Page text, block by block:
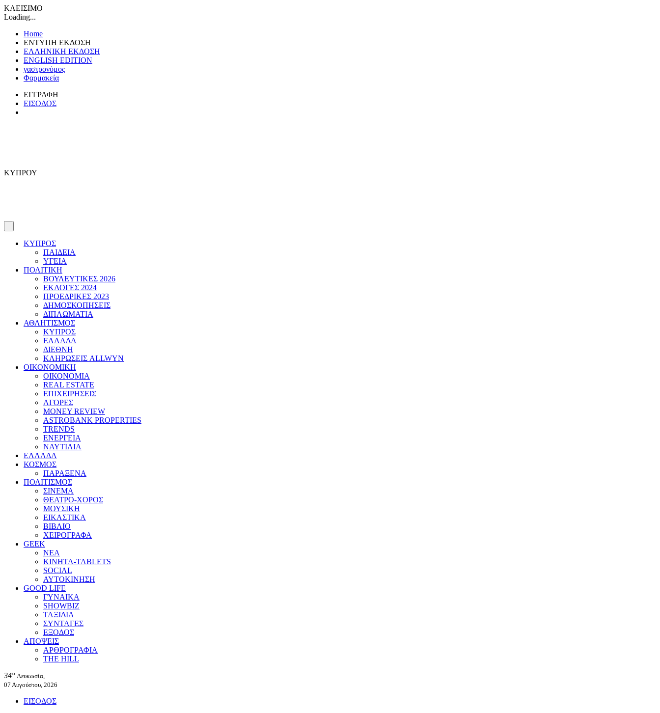
ΚΛΕΙΣΙΜΟ
Loading...
Home
ΕΝΤΥΠΗ ΕΚΔΟΣΗ
ΕΛΛΗΝΙΚΗ ΕΚΔΟΣΗ
ENGLISH EDITION
γαστρονόμος
Φαρμακεία
ΕΓΓΡΑΦΗ
ΕΙΣΟΔΟΣ
ΚΥΠΡΟΥ
ΚΥΠΡΟΣ
ΠΑΙΔΕΙΑ
ΥΓΕΙΑ
ΠΟΛΙΤΙΚΗ
ΒΟΥΛΕΥΤΙΚΕΣ 2026
ΕΚΛΟΓΕΣ 2024
ΠΡΟΕΔΡΙΚΕΣ 2023
ΔΗΜΟΣΚΟΠΗΣΕΙΣ
ΔΙΠΛΩΜΑΤΙΑ
ΑΘΛΗΤΙΣΜΟΣ
ΚΥΠΡΟΣ
ΕΛΛΑΔΑ
ΔΙΕΘΝΗ
ΚΛΗΡΩΣΕΙΣ ALLWYN
ΟΙΚΟΝΟΜΙΚΗ
ΟΙΚΟΝΟΜΙΑ
REAL ESTATE
ΕΠΙΧΕΙΡΗΣΕΙΣ
ΑΓΟΡΕΣ
MONEY REVIEW
ASTROBANK PROPERTIES
TRENDS
ΕΝΕΡΓΕΙΑ
ΝΑΥΤΙΛΙΑ
ΕΛΛΑΔΑ
ΚΟΣΜΟΣ
ΠΑΡΑΞΕΝΑ
ΠΟΛΙΤΙΣΜΟΣ
ΣΙΝΕΜΑ
ΘΕΑΤΡΟ-ΧΟΡΟΣ
ΜΟΥΣΙΚΗ
ΕΙΚΑΣΤΙΚΑ
ΒΙΒΛΙΟ
ΧΕΙΡΟΓΡΑΦΑ
GEEK
ΝΕΑ
ΚΙΝΗΤΑ-TABLETS
SOCIAL
ΑΥΤΟΚΙΝΗΣΗ
GOOD LIFE
ΓΥΝΑΙΚΑ
SHOWBIZ
ΤΑΞΙΔΙΑ
ΣΥΝΤΑΓΕΣ
ΕΞΟΔΟΣ
ΑΠΟΨΕΙΣ
ΑΡΘΡΟΓΡΑΦΙΑ
THE HILL
34° Λευκωσία,
07 Αυγούστου, 2026
ΕΙΣΟΔΟΣ